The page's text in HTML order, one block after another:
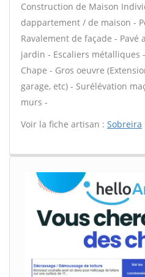
Construction de Maison
dappartement / de maison -
Ravalement de façade -
jardin - Escaliers métalliques
Chape - Gros oeuvre
garage, etc) - Surélévation
murs -
Voir la fiche artisan : Sobreira